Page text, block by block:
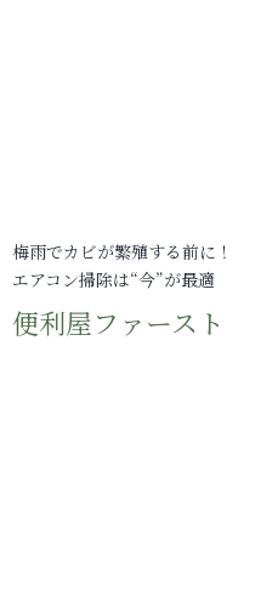
梅雨でカビが繁殖する前に！
エアコン掃除は“今”が最適
便利屋ファースト